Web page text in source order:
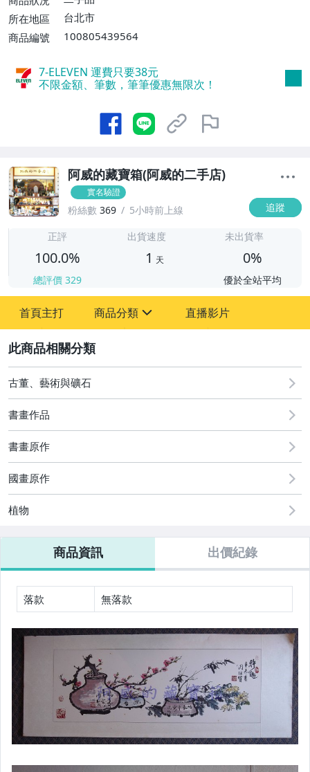
交/自取/不寄送【免運費】
所在地區
台北市
商品編號
100805439564
7-ELEVEN 運費只要38元
不限金額、筆數，筆筆優惠無限次！
阿威的藏寶箱(阿威的二手店)
實名驗證
粉絲數 369 5小時前上線 追蹤
正評
100.0%
總評價 329
出貨速度
1 天
未出貨率
0%
優於全站平均
首頁主打 商品分類
圖書/影音/文具
古董、藝術與礦石
手機、配件與通訊
美容保養與彩妝
電腦、平板與周邊
原創設計良品
居家、家具與園藝
玩具、模型與公仔
偶像、球員卡與郵幣
男性精品與服飾
女裝與服飾配件
手錶與飾品配件
直播影片
古董、藝術與礦石
書畫作品
書畫原作
國畫原作
植物
商品資訊 出價紀錄
落款 無落款